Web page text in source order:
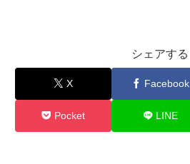
シェアする
X Facebook
Pocket LINE